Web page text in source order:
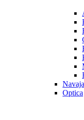
Optica